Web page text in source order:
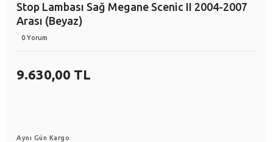
Stop Lambası Sağ Megane Scenic II 2004-2007
Arası (Beyaz)
0 Yorum
9.630,00 TL
Aynı Gün Kargo